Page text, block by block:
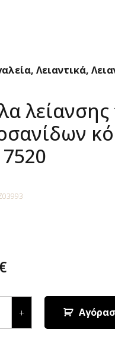
, Λειαντικά,
λείανσης
7520
+